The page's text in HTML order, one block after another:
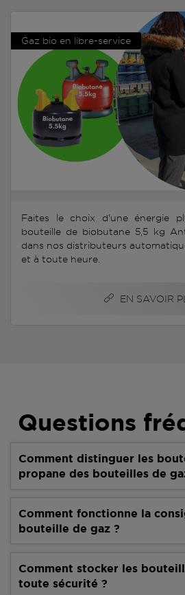
Gaz bio en libre-service
Faites le choix d'une énergie
bouteille de biobutane 5,5 kg
dans nos distributeurs
et à toute heure.
EN SAVOIR
Questions
Comment distinguer les
propane des bouteilles de
Comment fonctionne la
bouteille de gaz ?
Comment stocker les
toute sécurité ?